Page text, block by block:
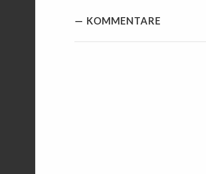
KOMMENTARE